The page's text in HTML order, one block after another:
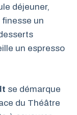
déjeuner,
un
un espresso
se démarque
du Théâtre